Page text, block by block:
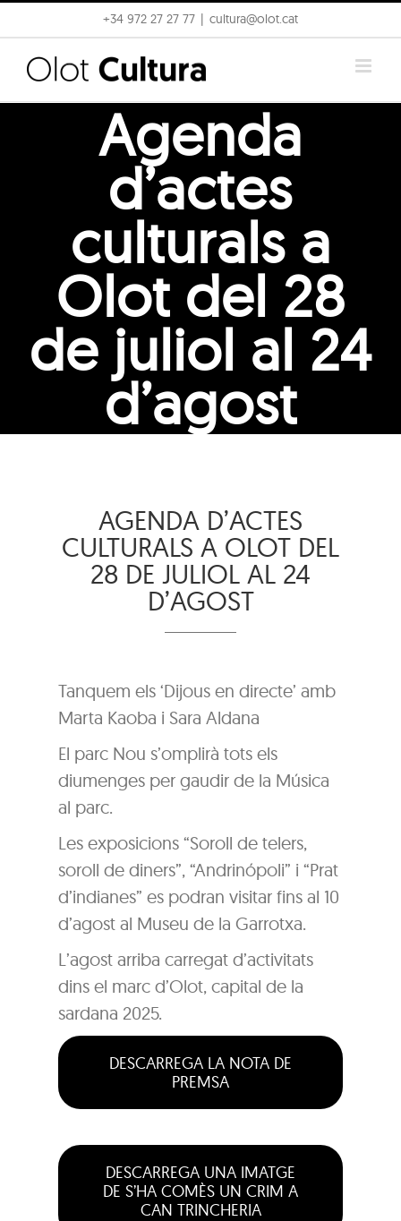
to
content
+34 972 27 27 77 cultura@olot.cat
Agenda
d’actes
culturals a
Olot del 28
de juliol al 24
d’agost
AGENDA D’ACTES
CULTURALS A OLOT DEL
28 DE JULIOL AL 24
D’AGOST
Tanquem els ‘Dijous en directe’ amb
Marta Kaoba i Sara Aldana
El parc Nou s’omplirà tots els
diumenges per gaudir de la Música
al parc.
Les exposicions “Soroll de telers,
soroll de diners”, “Andrinópoli” i “Prat
d’indianes” es podran visitar fins al 10
d’agost al Museu de la Garrotxa.
L’agost arriba carregat d’activitats
dins el marc d’Olot, capital de la
sardana 2025.
DESCARREGA LA NOTA DE
PREMSA
DESCARREGA UNA IMATGE
DE S’HA COMÈS UN CRIM A
CAN TRINCHERIA